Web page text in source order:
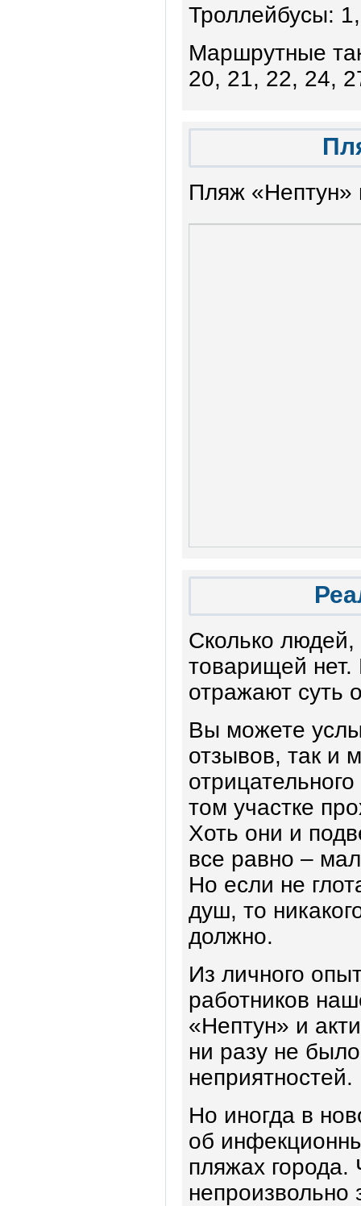
Троллейбусы:
Маршрутные
20, 21, 22, 24,
Пляж «Нептун»
Сколько людей,
товарищей
отражают суть
Вы можете
отзывов, так и
том участке
Хоть они и
все равно –
Но если не
душ, то
должно.
Из личного
работников
«Нептун» и
ни разу не
неприятностей.
Но иногда в
об
пляжах города.
непроизвольно